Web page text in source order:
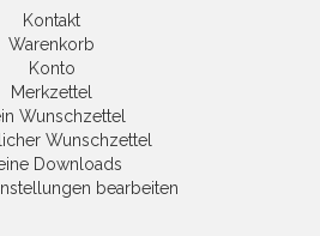
Kontakt
Warenkorb
Konto
Merkzettel
Wunschzettel
Wunschzettel
Downloads
bearbeiten